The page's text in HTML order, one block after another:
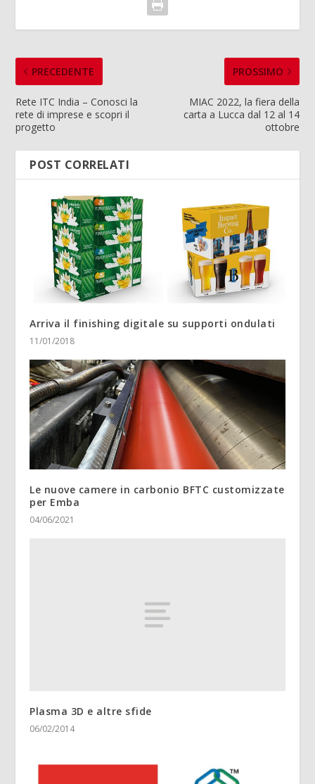
PRECEDENTE
Rete ITC India – Conosci la
rete di imprese e scopri il
progetto
PROSSIMO
MIAC 2022, la fiera della
carta a Lucca dal 12 al 14
ottobre
POST CORRELATI
Arriva il finishing digitale su supporti ondulati
11/01/2018
Le nuove camere in carbonio BFTC customizzate
per Emba
04/06/2021
Plasma 3D e altre sfide
06/02/2014